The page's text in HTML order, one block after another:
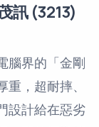
訊 (3213)
腦界的「金剛
，超耐摔、
設計給在惡劣